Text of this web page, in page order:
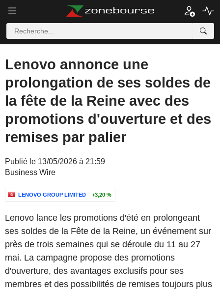
Lenovo annonce une
prolongation de ses soldes de
la fête de la Reine avec des
promotions d'ouverture et des
remises par palier
Publié le 13/05/2026 à 21:59
Business Wire
LENOVO GROUP LIMITED +3,20 %
Lenovo lance les promotions d'été en prolongeant
ses soldes de la Fête de la Reine, un événement sur
près de trois semaines qui se déroule du 11 au 27
mai. La campagne propose des promotions
d'ouverture, des avantages exclusifs pour ses
membres et des possibilités de remises toujours plus